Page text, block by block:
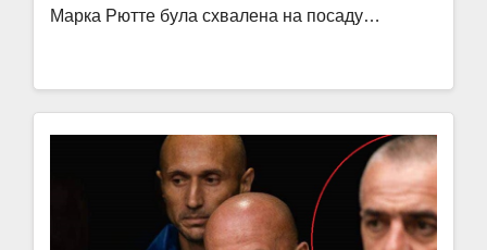
Марка Рютте була схвалена на посаду…